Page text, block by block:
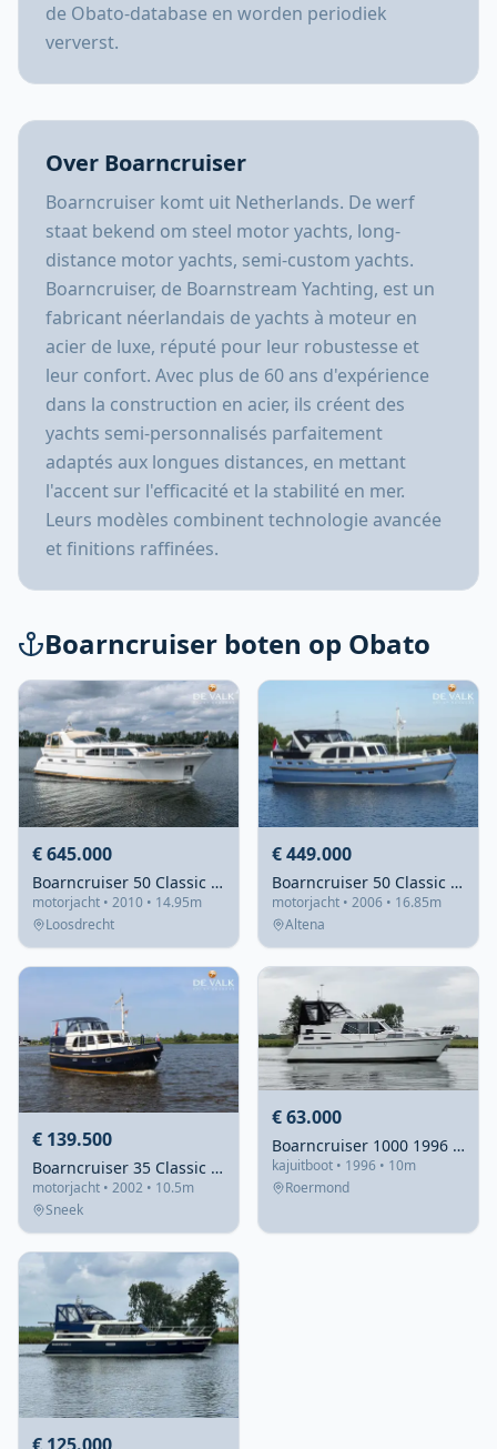
de Obato-database en worden periodiek
ververst.
Over Boarncruiser
Boarncruiser komt uit Netherlands. De werf
staat bekend om steel motor yachts, long-
distance motor yachts, semi-custom yachts.
Boarncruiser, de Boarnstream Yachting, est un
fabricant néerlandais de yachts à moteur en
acier de luxe, réputé pour leur robustesse et
leur confort. Avec plus de 60 ans d'expérience
dans la construction en acier, ils créent des
yachts semi-personnalisés parfaitement
adaptés aux longues distances, en mettant
l'accent sur l'efficacité et la stabilité en mer.
Leurs modèles combinent technologie avancée
et finitions raffinées.
Boarncruiser boten op Obato
€ 645.000
Boarncruiser 50 Classic Line
motorjacht • 2010 • 14.95m
Loosdrecht
€ 449.000
Boarncruiser 50 Classic Line
motorjacht • 2006 • 16.85m
Altena
€ 139.500
Boarncruiser 35 Classic Line 2002 – Stalen tourer met lage kruiphoogte
motorjacht • 2002 • 10.5m
Sneek
€ 63.000
Boarncruiser 1000 1996 – Stalen motorjacht met vleugelkiel
kajuitboot • 1996 • 10m
Roermond